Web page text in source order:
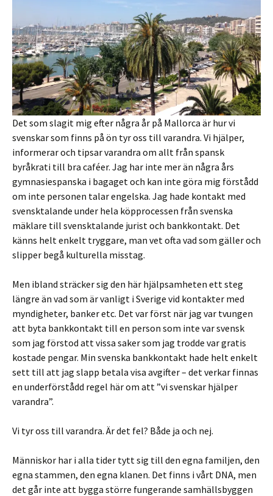
Det som slagit mig efter några år på Mallorca är hur vi
svenskar som finns på ön tyr oss till varandra. Vi hjälper,
informerar och tipsar varandra om allt från spansk
byråkrati till bra caféer. Jag har inte mer än några års
gymnasiespanska i bagaget och kan inte göra mig förstådd
om inte personen talar engelska. Jag hade kontakt med
svensktalande under hela köpprocessen från svenska
mäklare till svensktalande jurist och bankkontakt. Det
känns helt enkelt tryggare, man vet ofta vad som gäller och
slipper begå kulturella misstag.
Men ibland sträcker sig den här hjälpsamheten ett steg
längre än vad som är vanligt i Sverige vid kontakter med
myndigheter, banker etc. Det var först när jag var tvungen
att byta bankkontakt till en person som inte var svensk
som jag förstod att vissa saker som jag trodde var gratis
kostade pengar. Min svenska bankkontakt hade helt enkelt
sett till att jag slapp betala visa avgifter – det verkar finnas
en underförstådd regel här om att ”vi svenskar hjälper
varandra”.
Vi tyr oss till varandra. Är det fel? Både ja och nej.
Människor har i alla tider tytt sig till den egna familjen, den
egna stammen, den egna klanen. Det finns i vårt DNA, men
det går inte att bygga större fungerande samhällsbyggen